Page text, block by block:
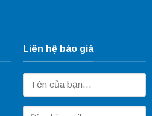
Liên hệ báo giá